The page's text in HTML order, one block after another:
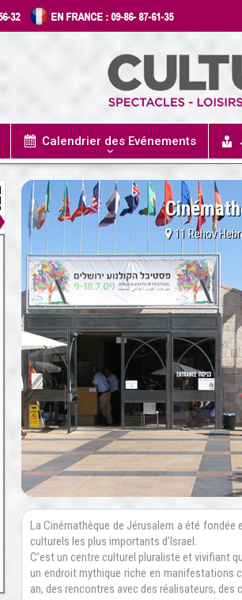
Calendrier des Evénements
11 Rehov
La Cinémathèque de Jérusalem a été fondée
culturels les plus importants d’Israel.
C’est un centre culturel pluraliste et vivifiant
un endroit mythique riche en manifestations
an, des rencontres avec des réalisateurs,